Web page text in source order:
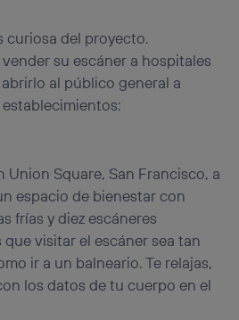
curiosa del proyecto.
su escáner a hospitales
al público general a
Union Square, San Francisco, a
espacio de bienestar con
frías y diez escáneres
visitar el escáner sea tan
ir a un balneario. Te relajas,
los datos de tu cuerpo en el